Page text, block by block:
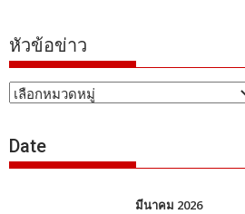
หัวข้อข่าว
หัวข้อ
Date
มีนาคม 2026